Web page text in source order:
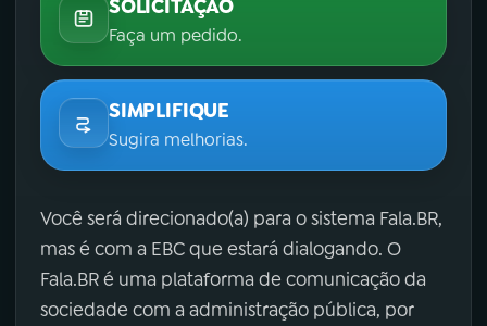
SOLICITAÇÃO
Faça um pedido.
SIMPLIFIQUE
Sugira melhorias.
Você será direcionado(a) para o sistema Fala.BR,
mas é com a EBC que estará dialogando. O
Fala.BR é uma plataforma de comunicação da
sociedade com a administração pública, por